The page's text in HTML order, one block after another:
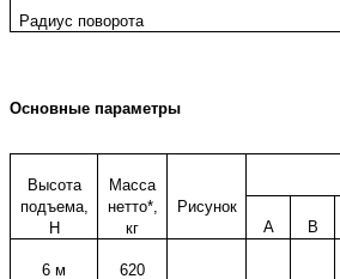
Радиус поворота
Основные параметры
Высота
подъема,
Н
Масса
нетто*,
кг
Рисунок
A B
6 м 620